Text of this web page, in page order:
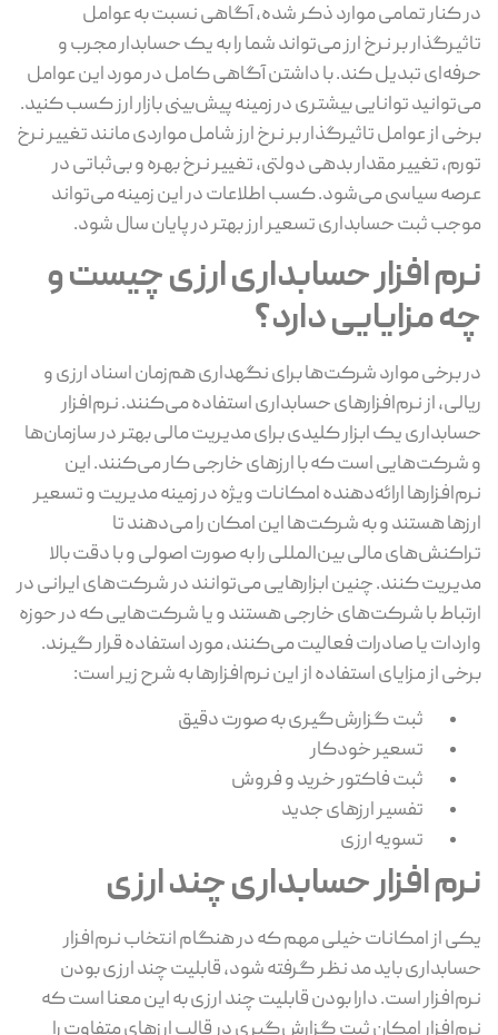
کنار تمامی موارد ذکر شده، آگاهی نسبت به عوامل
بر نرخ ارز می‌تواند شما را به یک حسابدار مجرب و
تبدیل کند. با داشتن آگاهی کامل در مورد این عوامل
توانایی بیشتری در زمینه پیش‌بینی بازار ارز کسب کنید.
از عوامل تاثیرگذار بر نرخ ارز شامل مواردی مانند تغییر نرخ
تغییر مقدار بدهی دولتی، تغییر نرخ بهره و بی‌ثباتی در
سیاسی می‌شود. کسب اطلاعات در این زمینه می‌تواند
ثبت حسابداری تسعیر ارز بهتر در پایان سال شود.
افزار حسابداری ارزی چیست و
مزایایی دارد؟
برخی موارد شرکت‌ها برای نگهداری هم‌زمان اسناد ارزی و
از نرم‌افزار‌های حسابداری استفاده می‌کنند. نرم‌افزار
یک ابزار کلیدی برای مدیریت مالی بهتر در سازمان‌ها
است که با ارز‌های خارجی کار می‌کنند. این
ارائه‌دهنده امکانات ویژه در زمینه مدیریت و تسعیر
هستند و به شرکت‌ها این امکان را می‌دهند تا
مالی بین‌المللی را به صورت اصولی و با دقت بالا
کنند. چنین ابزار‌هایی می‌توانند در شرکت‌های ایرانی در
با شرکت‌های خارجی هستند و یا شرکت‌هایی که در حوزه
یا صادرات فعالیت می‌کنند، مورد استفاده قرار‌ گیرند.
از مزایا‌ی استفاده از این نرم‌افزار‌ها به شرح زیر است:
ثبت گزارش‌گیری به صورت دقیق
تسعیر خودکار
ثبت فاکتور خرید و فروش
تفسیر ارز‌های جدید
تسویه ارزی
افزار حسابداری چند ارزی
از امکانات خیلی مهم که در هنگام انتخاب نرم‌افزار
باید مد نظر گرفته شود، قابلیت چند ارزی بودن
است. دارا بودن قابلیت چند ارزی به این معنا است که